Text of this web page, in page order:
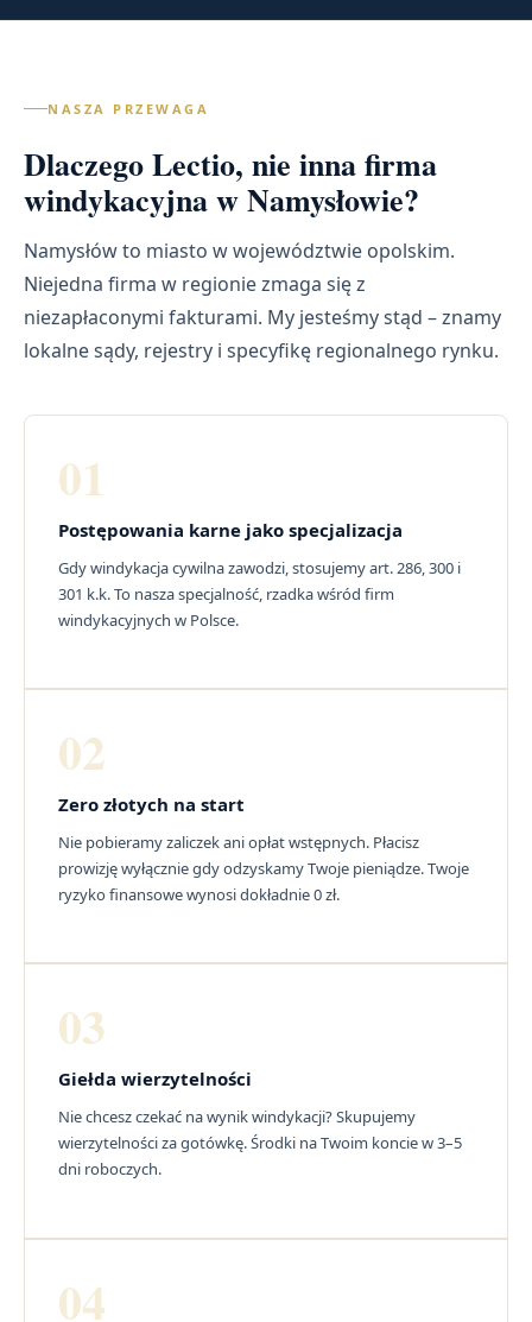
NASZA PRZEWAGA
Dlaczego Lectio, nie inna firma
windykacyjna w Namysłowie?
Namysłów to miasto w województwie opolskim.
Niejedna firma w regionie zmaga się z
niezapłaconymi fakturami. My jesteśmy stąd – znamy
lokalne sądy, rejestry i specyfikę regionalnego rynku.
01
Postępowania karne jako specjalizacja
Gdy windykacja cywilna zawodzi, stosujemy art. 286, 300 i
301 k.k. To nasza specjalność, rzadka wśród firm
windykacyjnych w Polsce.
02
Zero złotych na start
Nie pobieramy zaliczek ani opłat wstępnych. Płacisz
prowizję wyłącznie gdy odzyskamy Twoje pieniądze. Twoje
ryzyko finansowe wynosi dokładnie 0 zł.
03
Giełda wierzytelności
Nie chcesz czekać na wynik windykacji? Skupujemy
wierzytelności za gotówkę. Środki na Twoim koncie w 3–5
dni roboczych.
04